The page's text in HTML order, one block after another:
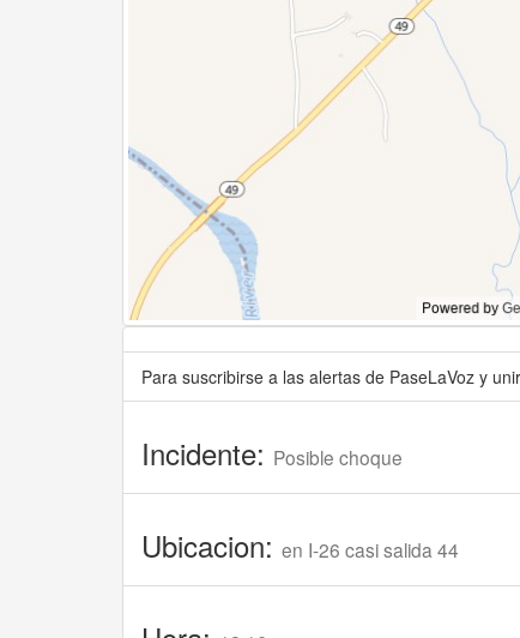
Para suscribirse a las alertas de PaseLaVoz y
Incidente: Posible choque
Ubicacion: en I-26 casi salida 44